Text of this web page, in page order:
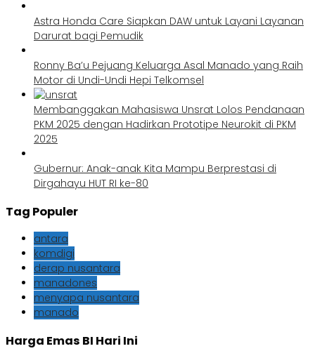
Astra Honda Care Siapkan DAW untuk Layani Layanan
Darurat bagi Pemudik
Ronny Ba’u Pejuang Keluarga Asal Manado yang Raih
Motor di Undi-Undi Hepi Telkomsel
Membanggakan Mahasiswa Unsrat Lolos Pendanaan
PKM 2025 dengan Hadirkan Prototipe Neurokit di PKM
2025
Gubernur: Anak-anak Kita Mampu Berprestasi di
Dirgahayu HUT RI ke-80
Tag Populer
antara
komdigi
derap nusantara
manadones
menyapa nusantara
manado
Harga Emas BI Hari Ini